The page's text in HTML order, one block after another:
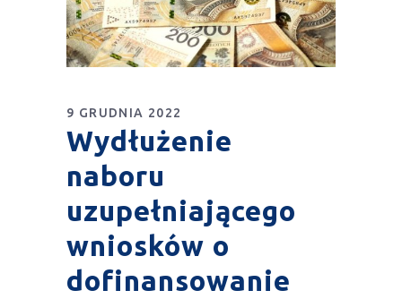
9 GRUDNIA 2022
Wydłużenie
naboru
uzupełniającego
wniosków o
dofinansowanie